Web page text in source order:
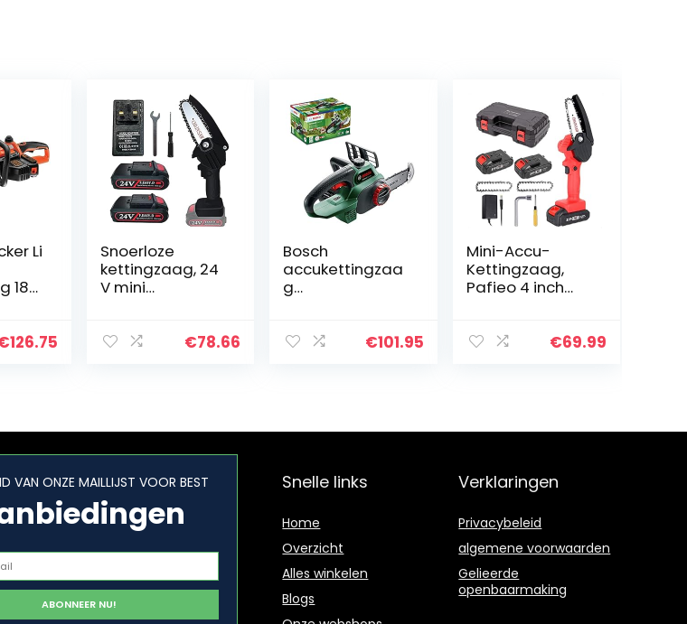
Li
18V
126.75
Snoerloze
kettingzaag, 24
V mini
oplaadbaar
€78.66
Bosch
accukettingzaa
g
18 V systeem, in
€101.95
Mini-Accu-
Kettingzaag,
Pafieo 4 inch
Oplader,
€69.99
VAN ONZE MAILLIJST VOOR BEST Snelle links
Home
Overzicht
Alles winkelen
Blogs
Verklaringen
Privacybeleid
algemene voorwaarden
Gelieerde
openbaarmaking